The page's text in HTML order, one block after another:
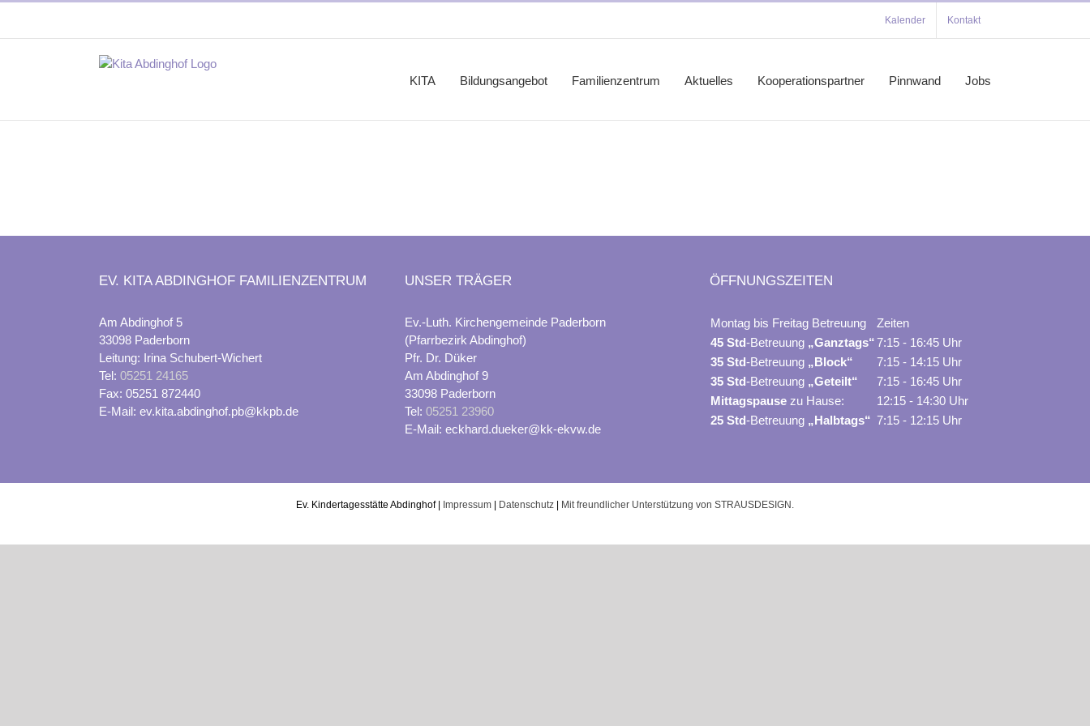
springen
Kalender Kontakt
KITA Bildungsangebot Familienzentrum Aktuelles Kooperationspartner Pinnwand Jobs
EV. KITA ABDINGHOF FAMILIENZENTRUM
Am Abdinghof 5
33098 Paderborn
Leitung: Irina Schubert-Wichert
Tel: 05251 24165
Fax: 05251 872440
E-Mail: ev.kita.abdinghof.pb@kkpb.de
UNSER TRÄGER
Ev.-Luth. Kirchengemeinde Paderborn
(Pfarrbezirk Abdinghof)
Pfr. Dr. Düker
Am Abdinghof 9
33098 Paderborn
Tel: 05251 23960
E-Mail: eckhard.dueker@kk-ekvw.de
ÖFFNUNGSZEITEN
Montag bis Freitag Betreuung
Zeiten
45 Std-Betreuung „Ganztags“7:15 - 16:45 Uhr
35 Std-Betreuung „Block“
7:15 - 14:15 Uhr
35 Std-Betreuung „Geteilt“
7:15 - 16:45 Uhr
Mittagspause zu Hause:
12:15 - 14:30 Uhr
25 Std-Betreuung „Halbtags“ 7:15 - 12:15 Uhr
Ev. Kindertagesstätte Abdinghof | Impressum Datenschutz Mit freundlicher Unterstützung von STRAUSDESIGN.